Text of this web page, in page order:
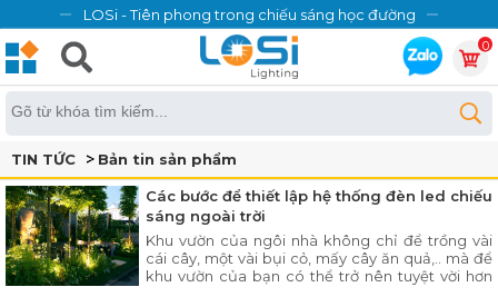
LOSi - Tiên phong trong chiếu sáng học đường
0
TIN TỨC Bản tin sản phẩm
Các bước để thiết lập hệ thống đèn led chiếu
sáng ngoài trời
Khu vườn của ngôi nhà không chỉ để trồng vài
cái cây, một vài bụi cỏ, mấy cây ăn quả,.. mà để
khu vườn của bạn có thể trở nên tuyệt vời hơn